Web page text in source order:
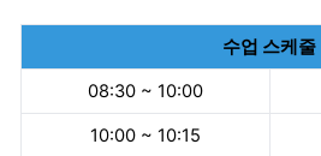
수업 스케줄
08:30 ~ 10:00
10:00 ~ 10:15